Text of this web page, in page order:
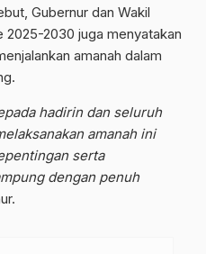
Gubernur dan Wakil
2025-2030 juga menyatakan
amanah dalam
hadirin dan seluruh
amanah ini
serta
dengan penuh